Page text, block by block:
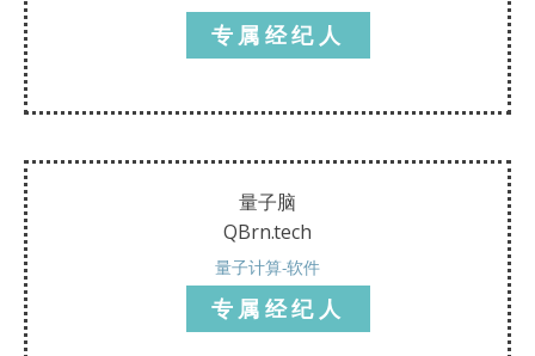
专属经纪人
量子脑
QBrn.tech
量子计算-软件
专属经纪人